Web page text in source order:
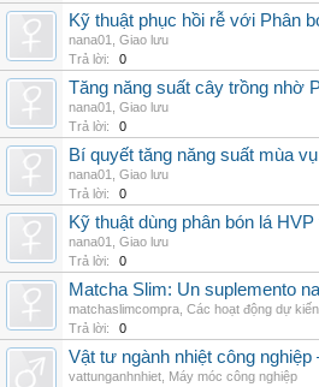
Kỹ thuật phục hồi rễ với Phân
nana01
Giao lưu
Trả lời:
0
Tăng năng suất cây trồng nhờ
nana01
Giao lưu
Trả lời:
0
Bí quyết tăng năng suất mùa
nana01
Giao lưu
Trả lời:
0
Kỹ thuật dùng phân bón lá
nana01
Giao lưu
Trả lời:
0
Matcha Slim: Un suplemento
matchaslimcompra Các hoạt động dự
Trả lời:
0
Vật tư ngành nhiệt công
vattunganhnhiet Máy móc công nghiệp